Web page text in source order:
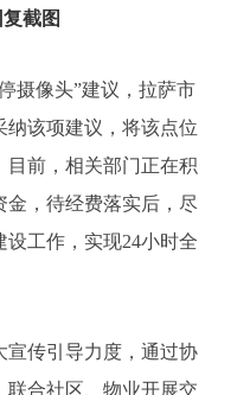
截图
摄像头”建议，拉萨市
纳该项建议，将该点位
目前，相关部门正在积
金，待经费落实后，尽
工作，实现24小时全
宣传引导力度，通过协
联合社区、物业开展交